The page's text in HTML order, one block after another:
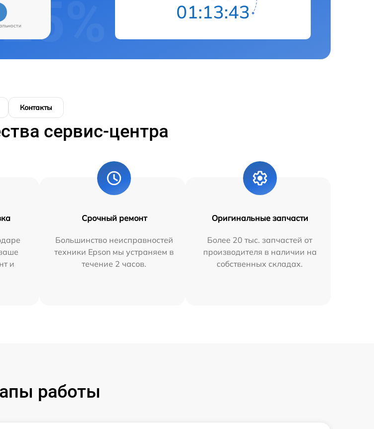
01:13:42
Контакты
сервис-центра
и
Срочный ремонт
Большинство неисправностей
техники Epson мы устраняем в
течение 2 часов.
Оригинальные запчасти
Более 20 тыс. запчастей от
производителя в наличии на
собственных складах.
работы